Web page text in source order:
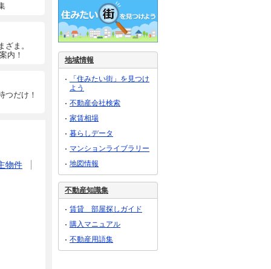
ま。
内！
つだけ！
物件
地域情報
「住みたい街」を見つけ
よう
不動産会社検索
家賃相場
暮らしデータ
マンションライブラリー
地図情報
不動産知識集
賃貸 部屋探しガイド
購入マニュアル
不動産用語集